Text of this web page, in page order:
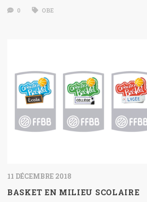
0 OBE
11 DÉCEMBRE 2018
BASKET EN MILIEU SCOLAIRE